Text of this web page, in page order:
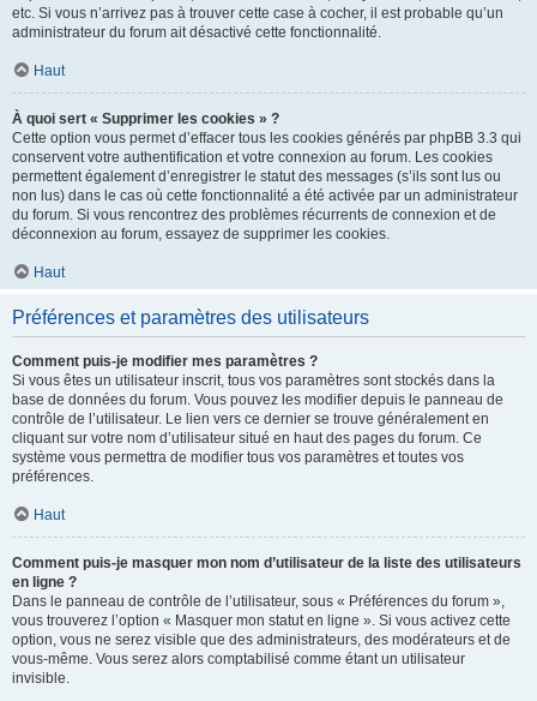
etc. Si vous n’arrivez pas à trouver cette case à cocher, il est probable qu’un
administrateur du forum ait désactivé cette fonctionnalité.
Haut
À quoi sert « Supprimer les cookies » ?
Cette option vous permet d’effacer tous les cookies générés par phpBB 3.3 qui
conservent votre authentification et votre connexion au forum. Les cookies
permettent également d’enregistrer le statut des messages (s’ils sont lus ou
non lus) dans le cas où cette fonctionnalité a été activée par un administrateur
du forum. Si vous rencontrez des problèmes récurrents de connexion et de
déconnexion au forum, essayez de supprimer les cookies.
Haut
Préférences et paramètres des utilisateurs
Comment puis-je modifier mes paramètres ?
Si vous êtes un utilisateur inscrit, tous vos paramètres sont stockés dans la
base de données du forum. Vous pouvez les modifier depuis le panneau de
contrôle de l’utilisateur. Le lien vers ce dernier se trouve généralement en
cliquant sur votre nom d’utilisateur situé en haut des pages du forum. Ce
système vous permettra de modifier tous vos paramètres et toutes vos
préférences.
Haut
Comment puis-je masquer mon nom d’utilisateur de la liste des utilisateurs
en ligne ?
Dans le panneau de contrôle de l’utilisateur, sous « Préférences du forum »,
vous trouverez l’option « Masquer mon statut en ligne ». Si vous activez cette
option, vous ne serez visible que des administrateurs, des modérateurs et de
vous-même. Vous serez alors comptabilisé comme étant un utilisateur
invisible.